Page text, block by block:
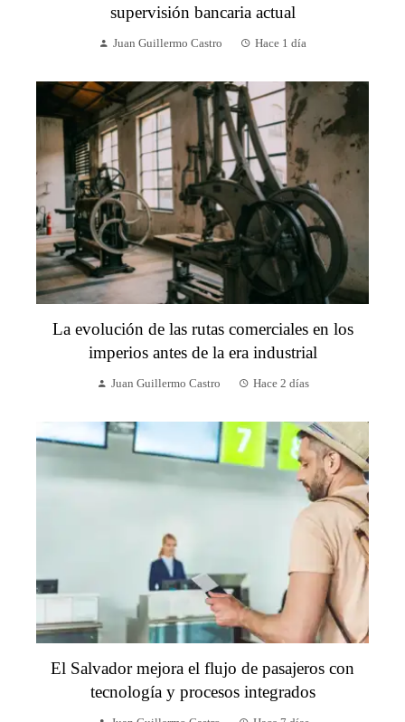
supervisión bancaria actual
Juan Guillermo Castro Hace 1 día
La evolución de las rutas comerciales en los
imperios antes de la era industrial
Juan Guillermo Castro Hace 2 días
El Salvador mejora el flujo de pasajeros con
tecnología y procesos integrados